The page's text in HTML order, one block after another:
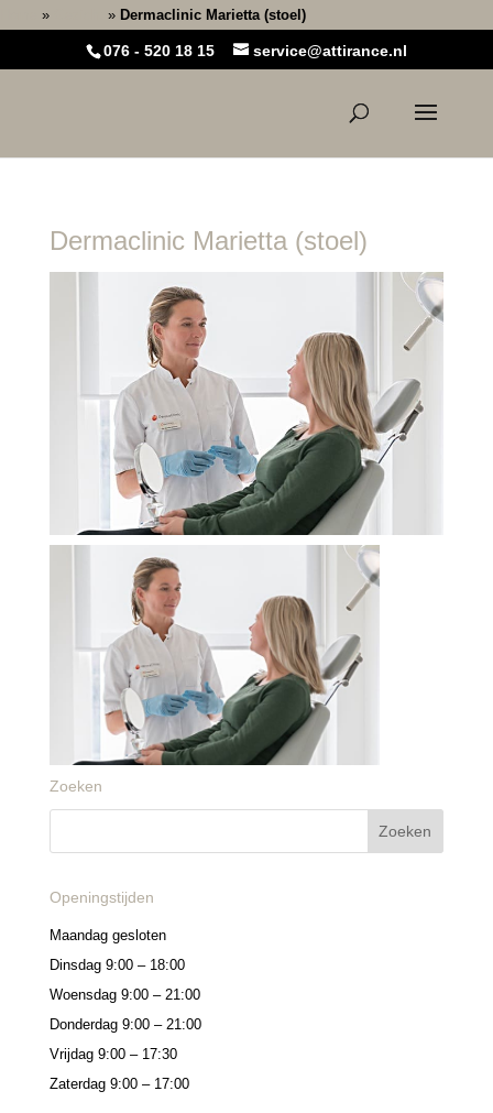
» » Dermaclinic Marietta (stoel)
076 - 520 18 15 service@attirance.nl
Dermaclinic Marietta (stoel)
Zoeken
Openingstijden
Maandag gesloten
Dinsdag 9:00 – 18:00
Woensdag 9:00 – 21:00
Donderdag 9:00 – 21:00
Vrijdag 9:00 – 17:30
Zaterdag 9:00 – 17:00